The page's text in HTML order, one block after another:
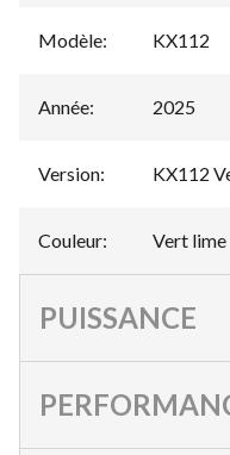
Modèle: KX112
Année: 2025
Version: KX112
Couleur: Vert lime
PUISSANCE